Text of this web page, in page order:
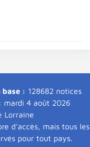
base : 128682 notices
mardi 4 août 2026
Lorraine
d'accès, mais tous les
pour tout pays.